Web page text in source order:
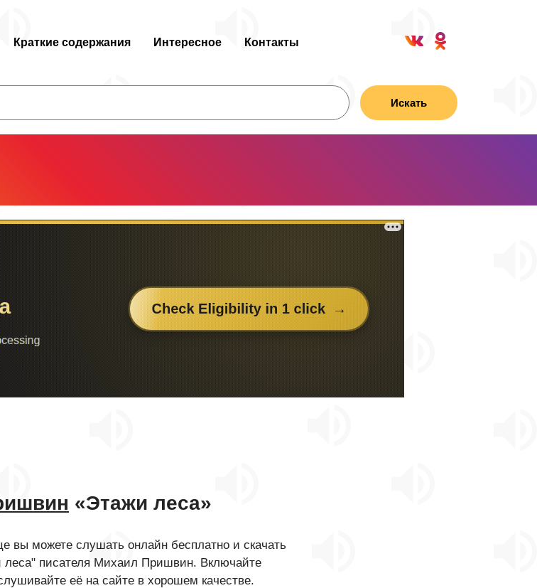
Краткие содержания Интересное Контакты
Искать
«Этажи леса»
вы можете слушать онлайн бесплатно и скачать
леса" писателя Михаил Пришвин. Включайте
её на сайте в хорошем качестве.